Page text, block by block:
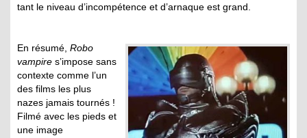
tant le niveau d’incompétence et d’arnaque est grand.
En résumé, Robo
vampire s’impose sans
contexte comme l’un
des films les plus
nazes jamais tournés !
Filmé avec les pieds et
une image